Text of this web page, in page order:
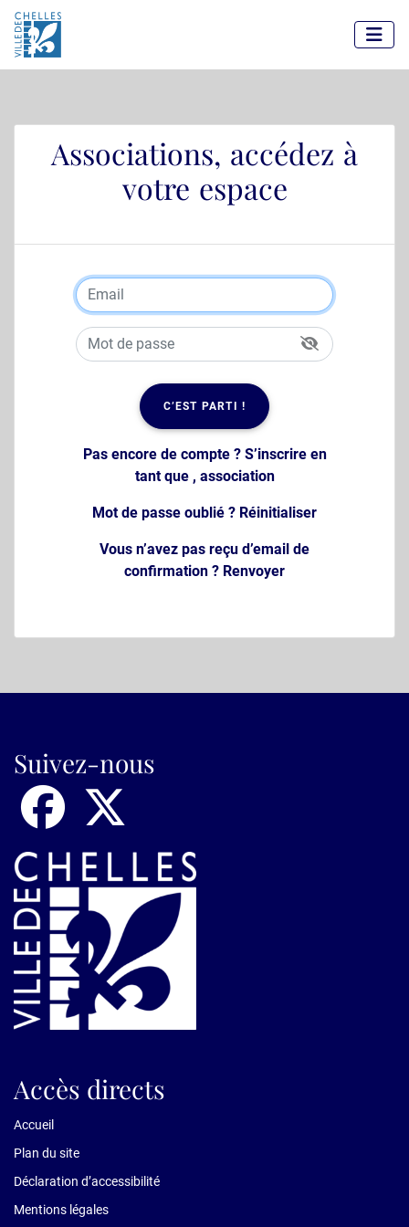
Associations, accédez à
votre espace
C’EST PARTI !
Pas encore de compte ? S’inscrire en
tant que , association
Mot de passe oublié ? Réinitialiser
Vous n’avez pas reçu d’email de
confirmation ? Renvoyer
Suivez-nous
Accès directs
Accueil
Plan du site
Déclaration d’accessibilité
Mentions légales
Panneau de gestion des cookies